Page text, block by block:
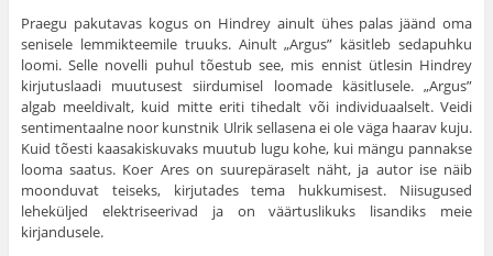
Praegu pakutavas kogus on Hindrey ainult ühes palas jäänd oma
senisele lemmikteemile truuks. Ainult „Argus” käsitleb sedapuhku
loomi. Selle novelli puhul tõestub see, mis ennist ütlesin Hindrey
kirjutuslaadi muutusest siirdumisel loomade käsitlusele. „Argus”
algab meeldivalt, kuid mitte eriti tihedalt või individuaalselt. Veidi
sentimentaalne noor kunstnik Ulrik sellasena ei ole väga haarav kuju.
Kuid tõesti kaasakiskuvaks muutub lugu kohe, kui mängu pannakse
looma saatus. Koer Ares on suurepäraselt näht, ja autor ise näib
moonduvat teiseks, kirjutades tema hukkumisest. Niisugused
leheküljed elektriseerivad ja on väärtuslikuks lisandiks meie
kirjandusele.